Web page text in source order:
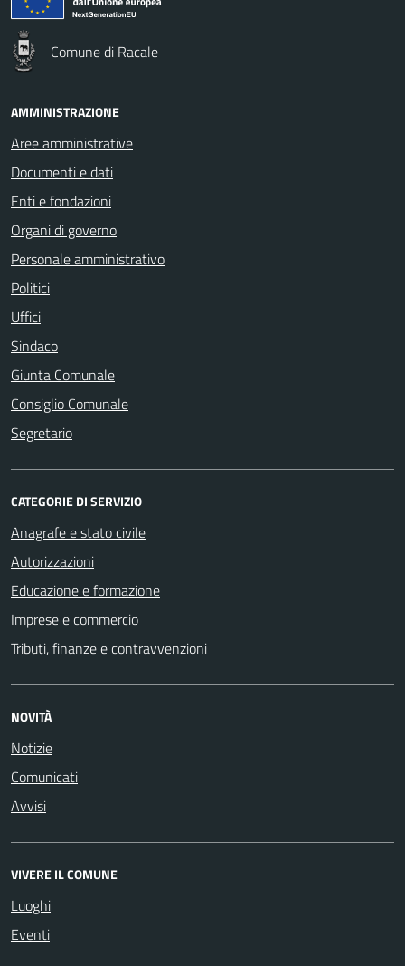
Comune di Racale
AMMINISTRAZIONE
Aree amministrative
Documenti e dati
Enti e fondazioni
Organi di governo
Personale amministrativo
Politici
Uffici
Sindaco
Giunta Comunale
Consiglio Comunale
Segretario
CATEGORIE DI SERVIZIO
Anagrafe e stato civile
Autorizzazioni
Educazione e formazione
Imprese e commercio
Tributi, finanze e contravvenzioni
NOVITÀ
Notizie
Comunicati
Avvisi
VIVERE IL COMUNE
Luoghi
Eventi